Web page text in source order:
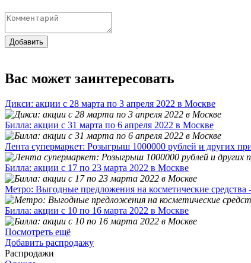
Добавить
Вас может заинтересовать
Дикси: акции с 28 марта по 3 апреля 2022 в Москве
Билла: акции с 31 марта по 6 апреля 2022 в Москве
Лента супермаркет: Розыгрыш 1000000 рублей и других
Билла: акции с 17 по 23 марта 2022 в Москве
Метро: Выгодные предложения на косметические средства
Билла: акции с 10 по 16 марта 2022 в Москве
Посмотреть ещё
Добавить распродажу
Распродажи